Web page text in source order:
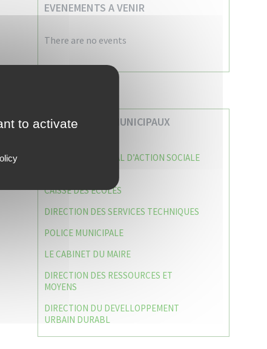
EVENEMENTS A VENIR
There are no events
VOS SERVICES MUNICIPAUX
CENTRE COMMUNAL D’ACTION SOCIALE
CAISSE DES ÉCOLES
DIRECTION DES SERVICES TECHNIQUES
POLICE MUNICIPALE
LE CABINET DU MAIRE
DIRECTION DES RESSOURCES ET
MOYENS
DIRECTION DU DEVELLOPPEMENT
URBAIN DURABL
to activate